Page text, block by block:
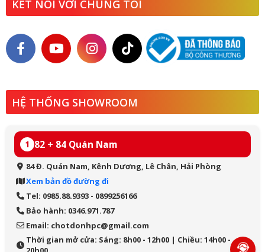
KẾT NỐI VỚI CHÚNG TÔI
HỆ THỐNG SHOWROOM
1 82 + 84 Quán Nam
84 Đ. Quán Nam, Kênh Dương, Lê Chân, Hải Phòng
Xem bản đồ đường đi
Tel: 0985.88.9393 - 0899256166
Bảo hành: 0346.971.787
Email: chotdonhpc@gmail.com
Thời gian mở cửa: Sáng: 8h00 - 12h00 | Chiều: 14h00 -